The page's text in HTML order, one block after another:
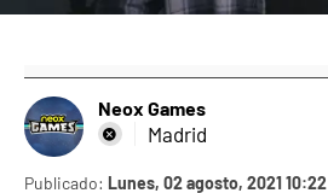
Neox Games
Madrid
Publicado: Lunes, 02 agosto, 2021 10:22